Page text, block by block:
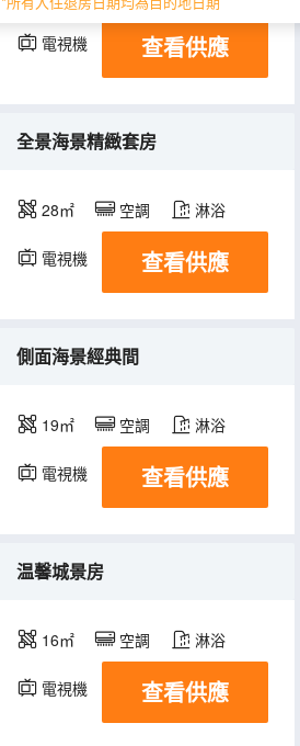
電視機 冰箱
查看供應
全景海景精緻套房
28㎡ 空調 淋浴
電視機 冰箱
查看供應
側面海景經典間
19㎡ 空調 淋浴
電視機 冰箱
查看供應
温馨城景房
16㎡ 空調 淋浴
電視機 冰箱
查看供應